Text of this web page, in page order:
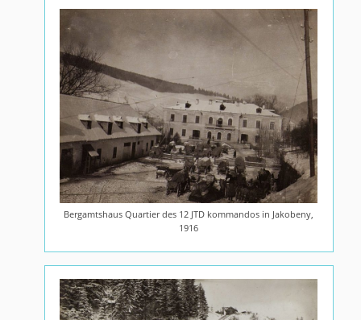
Bergamtshaus Quartier des 12 JTD kommandos in Jakobeny,
1916